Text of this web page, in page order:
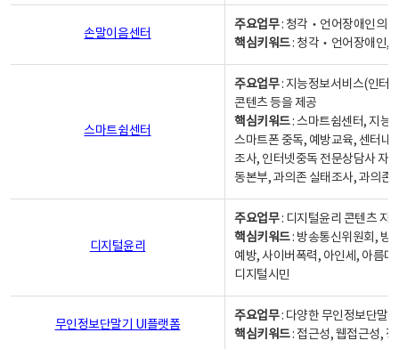
손말이음센터
주요업무: 청각‧언어장애인의
핵심키워드: 청각‧언어장애인,
스마트쉼센터
주요업무: 지능정보서비스(인터
콘텐츠 등을 제공
핵심키워드: 스마트쉼센터, 지능
스마트폰 중독, 예방교육, 센터내
조사, 인터넷중독 전문상담사 자
동본부, 과의존 실태조사, 과의존
디지털윤리
주요업무: 디지털윤리 콘텐츠 지
핵심키워드: 방송통신위원회, 방
예방, 사이버폭력, 아인세, 아름
디지털시민
무인정보단말기 UI플랫폼
주요업무: 다양한 무인정보단말
핵심키워드: 접근성, 웹접근성,